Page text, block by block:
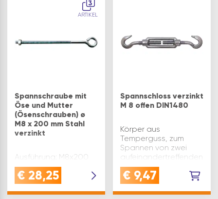
3
ARTIKEL
Spannschraube mit
Öse und Mutter
(Ösenschrauben) ø
M8 x 200 mm Stahl
verzinkt
Ausführung: M8x200
mm
€ 28,25
Spannschloss verzinkt
M 8 offen DIN1480
Körper aus
Temperguss, zum
Spannen von zwei
aufeinandertreffenden
Drähten. Länge(mm):
110 Öse: offen
Schraube: M8
Oberfläche: verzinkt-
€ 9,47